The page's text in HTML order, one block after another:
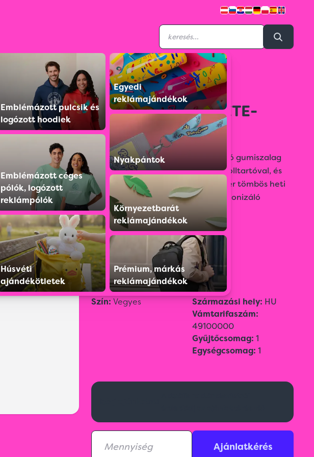
Emblémázott pulcsik és
logózott hoodiek
Emblémázott céges
pólók, logózott
reklámpólók
Húsvéti
ajándékötletek
Egyedi
reklámajándékok
Nyakpántok
Környezetbarát
reklámajándékok
Prémium, márkás
reklámajándékok
S059522T012N00E
N012 B6 HETI FEKETE-
PIROS
Fényes műbőr bevonóval, az átfogó gumiszalag
színével megegyező évszámmal, tolltartóval, és
sarokgömbölyítéssel készített, fehér tömbös heti
naptár, a gumiszalag színével harmonizáló
oromszegővel, jelzőszalaggal és
sarokperforációval.
Színválaszték:
Szín: Vegyes Származási hely: HU
Vámtarifaszám:
49100000
Gyűjtőcsomag: 1
Egységcsomag: 1
Ajánlatkérés